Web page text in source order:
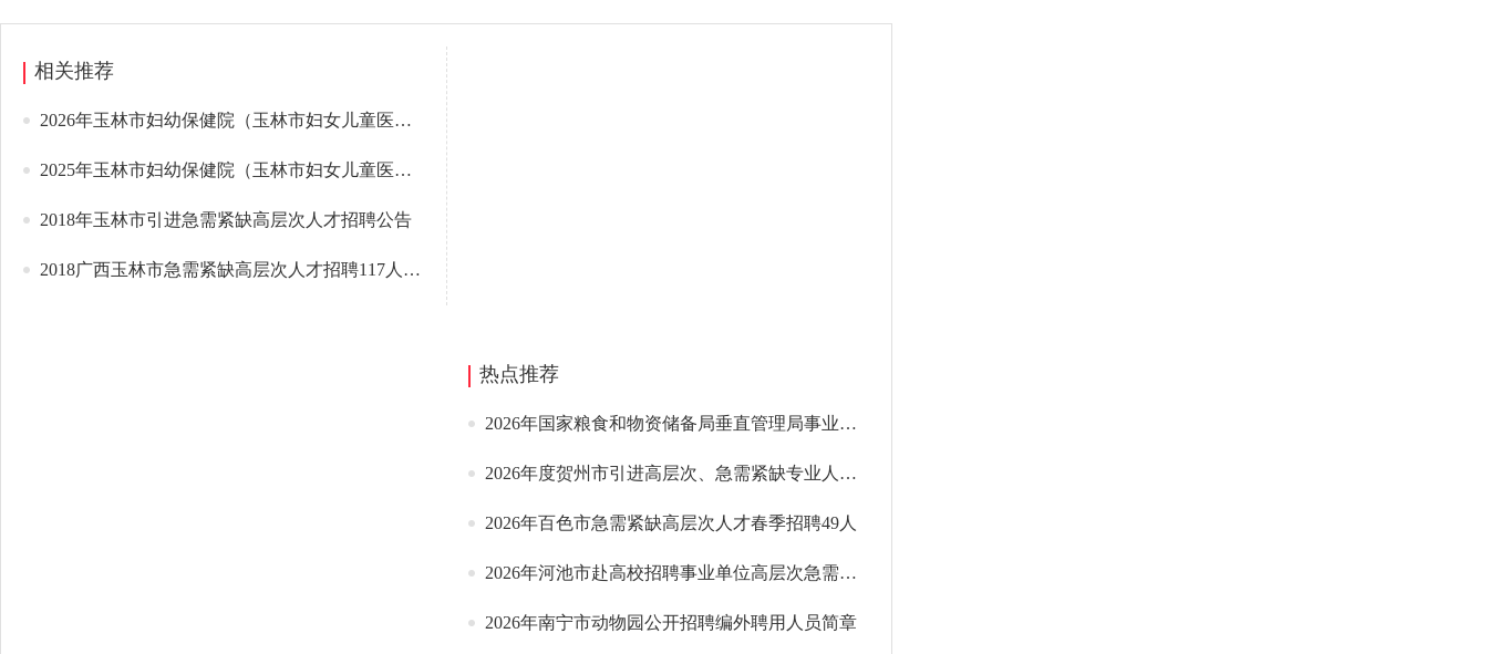
相关推荐
2026年玉林市妇幼保健院（玉林市妇女儿童医院）高层次人才招聘公告
2025年玉林市妇幼保健院（玉林市妇女儿童医院）高层次人才招聘公告
2018年玉林市引进急需紧缺高层次人才招聘公告
2018广西玉林市急需紧缺高层次人才招聘117人公告
热点推荐
2026年国家粮食和物资储备局垂直管理局事业单位公开招聘工作人员223人
2026年度贺州市引进高层次、急需紧缺专业人才79人
2026年百色市急需紧缺高层次人才春季招聘49人
2026年河池市赴高校招聘事业单位高层次急需紧缺人才48人
2026年南宁市动物园公开招聘编外聘用人员简章